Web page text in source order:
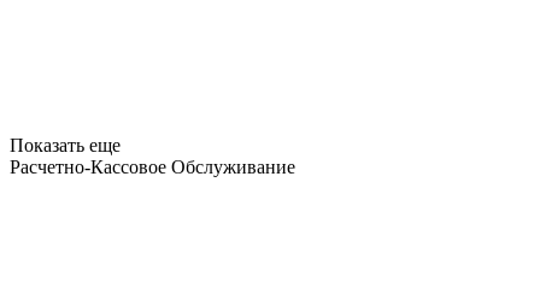
Показать еще
Расчетно-Кассовое Обслуживание